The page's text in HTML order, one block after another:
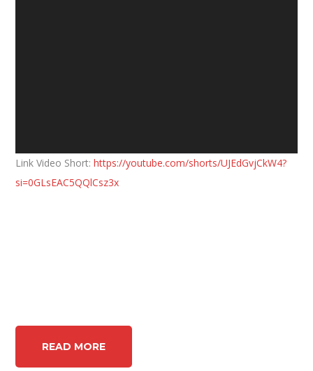
Link Video Short:https://youtube.com/shorts/UJEdGvjCkW4?
si=0GLsEAC5QQlCsz3x
READ MORE